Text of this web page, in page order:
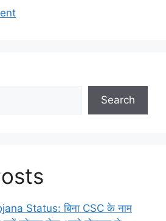
Search
Status: बिना CSC के नाम